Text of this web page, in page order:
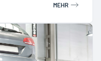
MEHR